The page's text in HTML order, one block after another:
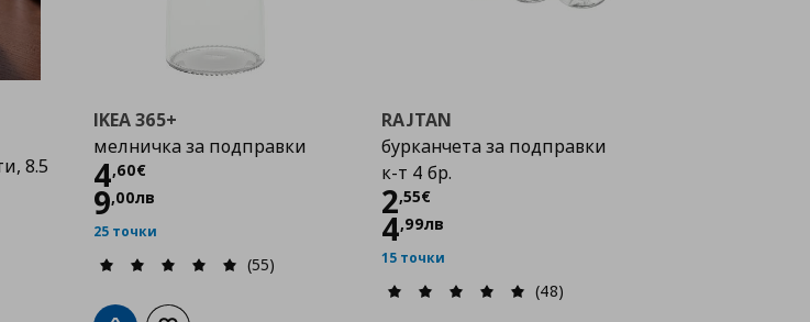
8.5
IKEA 365+
мелничка за подправки
4,60€
Цена
9,00лв
25 точки
(55)
RAJTAN
бурканчета за подправки
к-т 4 бр.
2,55€
Цена
4,99лв
15 точки
(48)